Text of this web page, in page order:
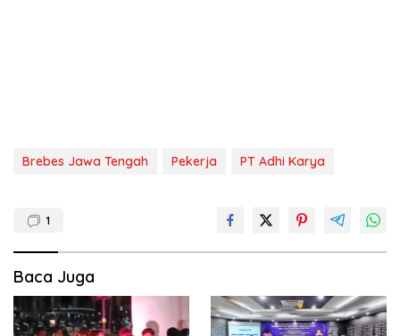
Brebes Jawa Tengah Pekerja PT Adhi Karya
1
Baca Juga